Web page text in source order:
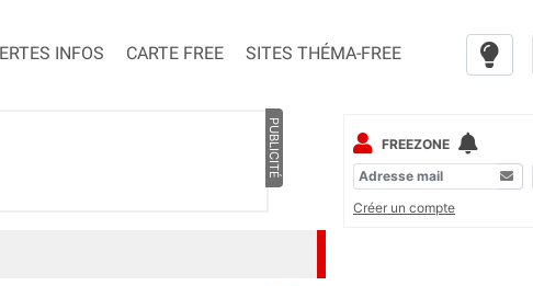
INFOS CARTE FREE SITES THÉMA-FREE
PUBLICITÉ
FREEZONE
Créer un compte